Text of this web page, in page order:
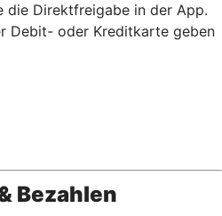
die Direktfreigabe in der App.
Debit- oder Kreditkarte geben
Bezahlen